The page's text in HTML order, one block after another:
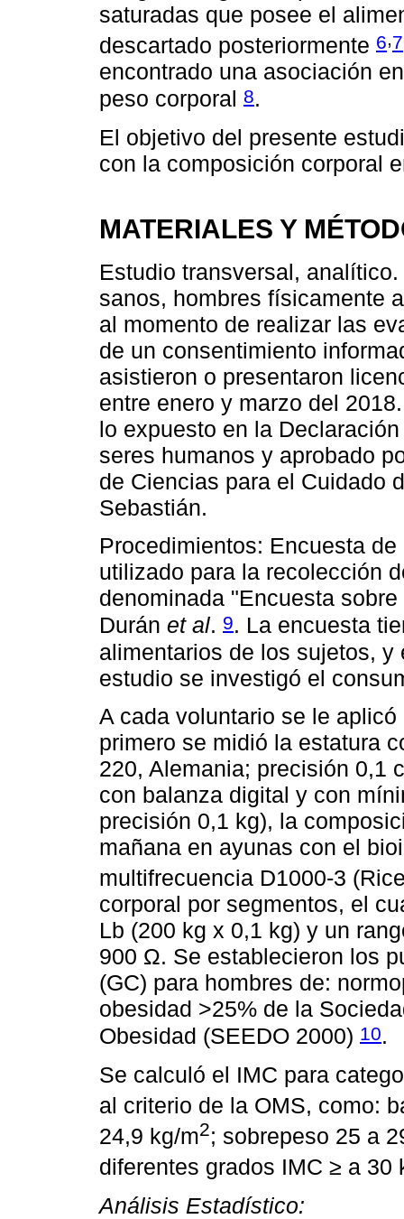
saturadas que posee el
descartado posteriormente 6,7
encontrado una asociación
peso corporal 8.
El objetivo del presente
con la composición corporal
MATERIALES Y
Estudio transversal,
sanos, hombres físicamente
al momento de realizar las
de un consentimiento
asistieron o presentaron
entre enero y marzo del
lo expuesto en la
seres humanos y aprobado
de Ciencias para el Cuidado
Sebastián.
Procedimientos: Encuesta
utilizado para la recolección
denominada "Encuesta
Durán et al. 9. La encuesta
alimentarios de los sujetos,
estudio se investigó el
A cada voluntario se le
primero se midió la estatura
220, Alemania; precisión 0,1
con balanza digital y con
precisión 0,1 kg), la
mañana en ayunas con el
multifrecuencia D1000-3
corporal por segmentos, el
Lb (200 kg x 0,1 kg) y un
900 Ω. Se establecieron los
(GC) para hombres de:
obesidad >25% de la
Obesidad (SEEDO 2000) 10.
Se calculó el IMC para
al criterio de la OMS, como:
24,9 kg/m2; sobrepeso 25 a
diferentes grados IMC ≥ a 30
Análisis Estadístico: